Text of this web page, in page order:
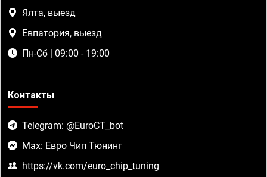
Ялта, выезд
Евпатория, выезд
Пн-Сб | 09:00 - 19:00
Контакты
Telegram: @EuroCT_bot
Max: Евро Чип Тюнинг
https://vk.com/euro_chip_tuning